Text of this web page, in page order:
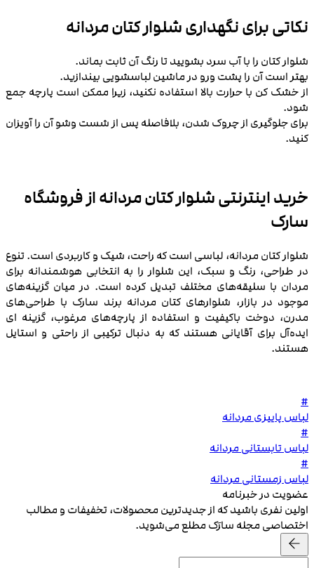
نکاتی برای نگهداری شلوار کتان مردانه
شلوار کتان را با آب سرد بشویید تا رنگ آن ثابت بماند.
بهتر است آن را پشت‌ ورو در ماشین لباسشویی بیندازید.
از خشک‌ کن با حرارت بالا استفاده نکنید، زیرا ممکن است پارچه جمع
شود.
برای جلوگیری از چروک شدن، بلافاصله پس از شست‌ وشو آن را آویزان
کنید.
خرید اینترنتی شلوار کتان مردانه از فروشگاه
سارک
شلوار کتان مردانه، لباسی است که راحت، شیک و کاربردی است. تنوع
در طراحی، رنگ و سبک، این شلوار را به انتخابی هوشمندانه برای
مردان با سلیقه‌های مختلف تبدیل کرده است. در میان گزینه‌های
موجود در بازار، شلوارهای کتان مردانه برند سارک با طراحی‌های
مدرن، دوخت باکیفیت و استفاده از پارچه‌های مرغوب، گزینه‌ ای
ایده‌آل برای آقایانی هستند که به دنبال ترکیبی از راحتی و استایل
هستند.
#
لباس پاییزی مردانه
#
لباس تابستانی مردانه
#
لباس زمستانی مردانه
عضویت در خبرنامه
اولین نفری باشید که از جدیدترین محصولات، تخفیفات و مطالب
اختصاصی مجله سارَک مطلع می‌شوید.